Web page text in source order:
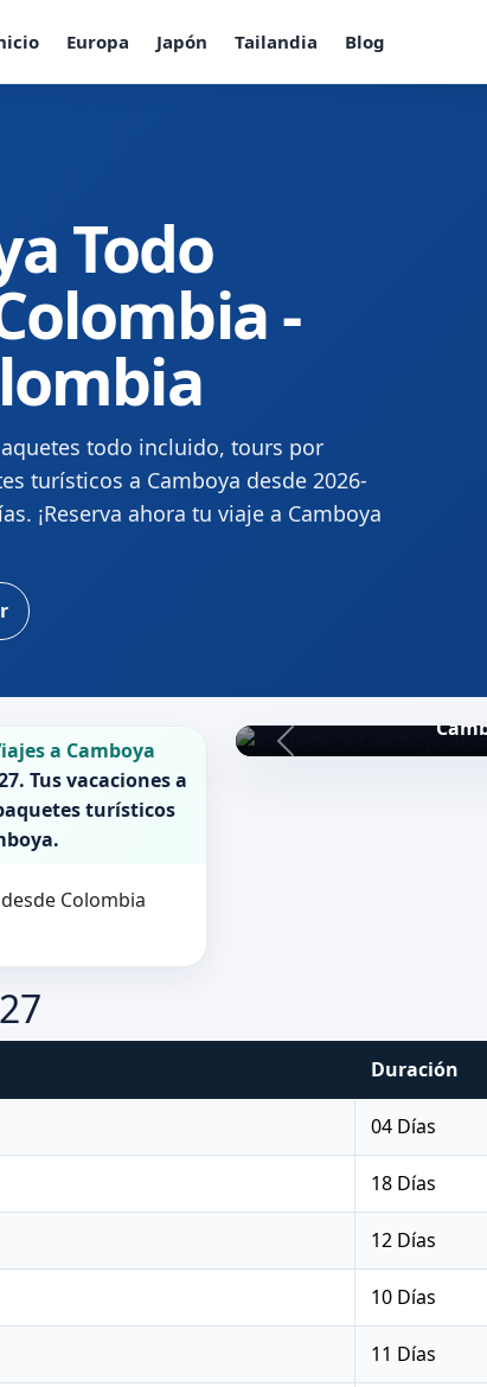
Europa Japón Tailandia Blog
Todo
-
todo incluido, tours por
turísticos a Camboya desde 2026-
¡Reserva ahora tu viaje a Camboya
a Camboya
. Tus vacaciones a
turísticos
.
Colombia
Duración
04 Días
18 Días
12 Días
10 Días
11 Días